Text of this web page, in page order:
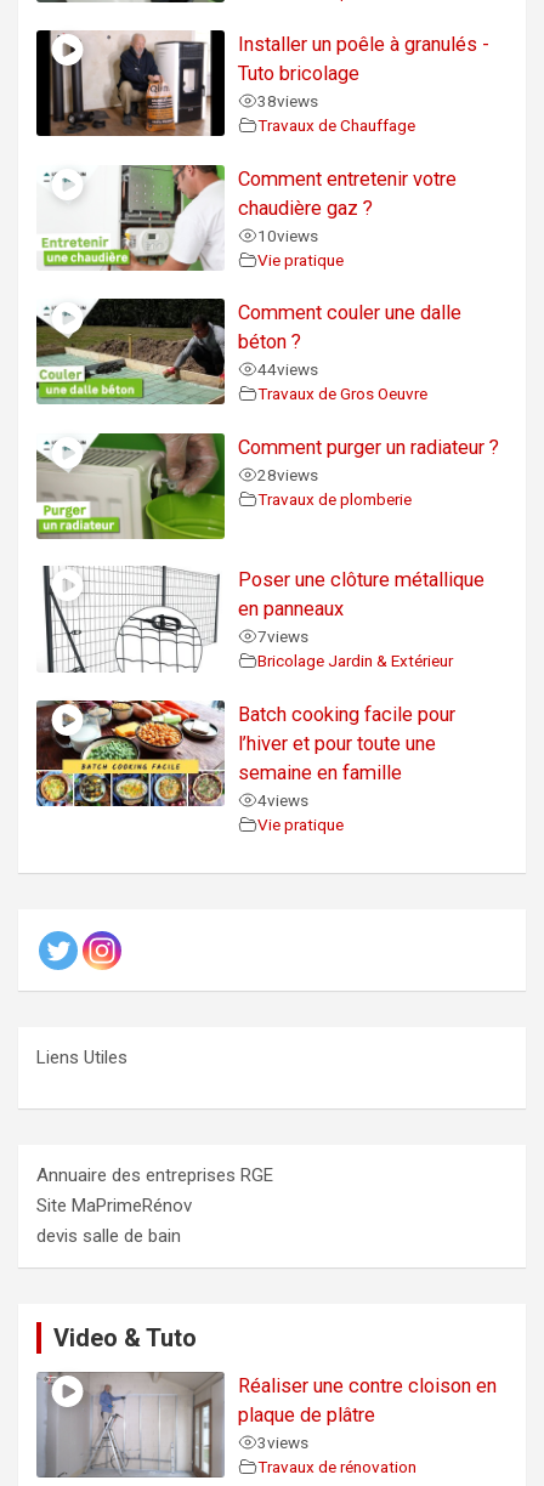
Installer un poêle à granulés -
Tuto bricolage
38views
Travaux de Chauffage
Comment entretenir votre
chaudière gaz ?
10views
Vie pratique
Comment couler une dalle
béton ?
44views
Travaux de Gros Oeuvre
Comment purger un radiateur ?
28views
Travaux de plomberie
Poser une clôture métallique
en panneaux
7views
Bricolage Jardin & Extérieur
Batch cooking facile pour
l’hiver et pour toute une
semaine en famille
4views
Vie pratique
Liens Utiles
Annuaire des entreprises RGE
Site MaPrimeRénov
devis salle de bain
Video & Tuto
Réaliser une contre cloison en
plaque de plâtre
3views
Travaux de rénovation